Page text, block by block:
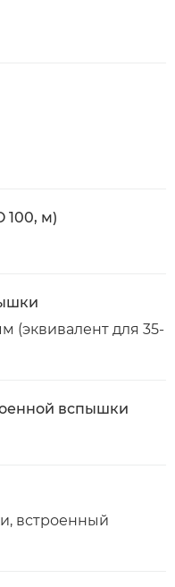
100, м)
(эквивалент для 35-
вспышки
встроенный